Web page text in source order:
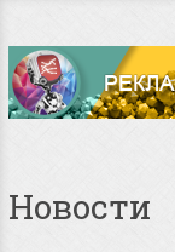
Новости